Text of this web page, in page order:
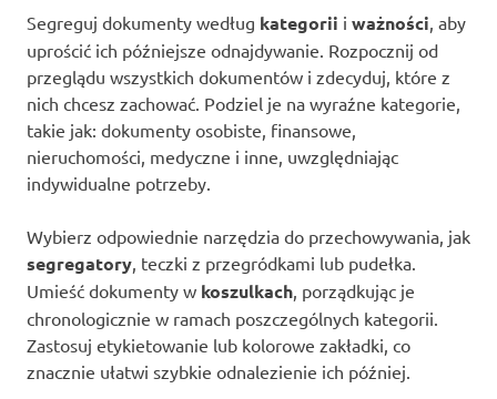
Segreguj dokumenty według kategorii i ważności , aby
uprościć ich późniejsze odnajdywanie. Rozpocznij od
przeglądu wszystkich dokumentów i zdecyduj, które z
nich chcesz zachować. Podziel je na wyraźne kategorie,
takie jak: dokumenty osobiste, finansowe,
nieruchomości, medyczne i inne, uwzględniając
indywidualne potrzeby.
Wybierz odpowiednie narzędzia do przechowywania, jak
segregatory , teczki z przegródkami lub pudełka.
Umieść dokumenty w koszulkach , porządkując je
chronologicznie w ramach poszczególnych kategorii.
Zastosuj etykietowanie lub kolorowe zakładki, co
znacznie ułatwi szybkie odnalezienie ich później.